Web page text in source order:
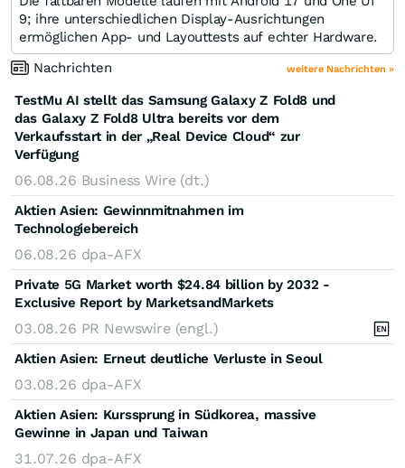
9; ihre unterschiedlichen Display-Ausrichtungen
ermöglichen App- und Layouttests auf echter Hardware.
Nachrichten
weitere Nachrichten »
TestMu AI stellt das Samsung Galaxy Z Fold8 und
das Galaxy Z Fold8 Ultra bereits vor dem
Verkaufsstart in der „Real Device Cloud“ zur
Verfügung
06.08.26 Business Wire (dt.)
Aktien Asien: Gewinnmitnahmen im
Technologiebereich
06.08.26 dpa-AFX
Private 5G Market worth $24.84 billion by 2032 -
Exclusive Report by MarketsandMarkets
03.08.26 PR Newswire (engl.)
Aktien Asien: Erneut deutliche Verluste in Seoul
03.08.26 dpa-AFX
Aktien Asien: Kurssprung in Südkorea, massive
Gewinne in Japan und Taiwan
31.07.26 dpa-AFX